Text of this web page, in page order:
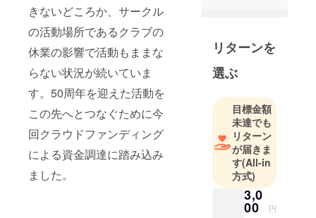
きないどころか、サークル
の活動場所であるクラブの
休業の影響で活動もままな
らない状況が続いていま
す。50周年を迎えた活動を
この先へとつなぐために今
回クラウドファンディング
による資金調達に踏み込み
ました。
リターンを
選ぶ
目標金額
未達でも
リターン
が届きま
す(All-in
方式)
3,0
00 円